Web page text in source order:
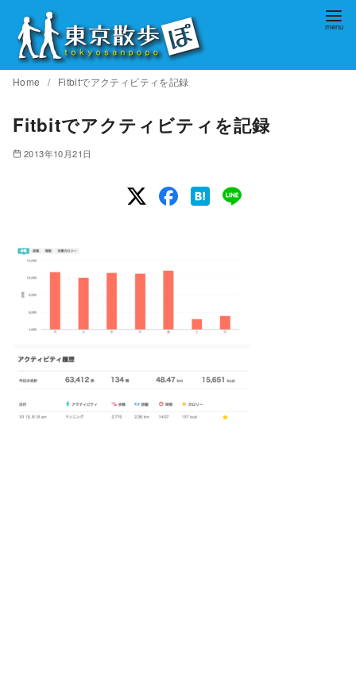
ンHome Fitbitでアクティビティを記録
Fitbitでアクティビティを記録
2013年10月21日